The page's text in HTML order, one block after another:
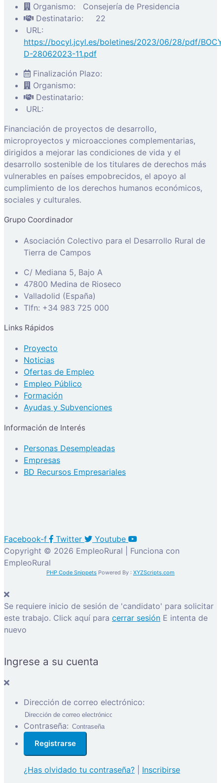
Organismo:
Consejería de Presidencia
Destinatario:
22
URL:
https://bocyl.jcyl.es/boletines/2023/06/28/pdf/
D-28062023-11.pdf
Finalización Plazo:
Organismo:
Destinatario:
URL:
Financiación de proyectos de desarrollo,
microproyectos y microacciones complementarias,
dirigidos a mejorar las condiciones de vida y el
desarrollo sostenible de los titulares de derechos más
vulnerables en países empobrecidos, el apoyo al
cumplimiento de los derechos humanos económicos,
sociales y culturales.
Grupo Coordinador
Asociación Colectivo para el Desarrollo Rural de
Tierra de Campos
C/ Mediana 5, Bajo A
47800 Medina de Rioseco
Valladolid (España)
Tlfn: +34 983 725 000
Links Rápidos
Proyecto
Noticias
Ofertas de Empleo
Empleo Público
Formación
Ayudas y Subvenciones
Información de Interés
Personas Desempleadas
Empresas
BD Recursos Empresariales
Facebook-f Twitter
Youtube
Copyright © 2026 EmpleoRural | Funciona con
EmpleoRural
PHP Code Snippets Powered By : XYZScripts.com
Se requiere inicio de sesión de 'candidato' para solicitar
este trabajo. Click aquí para cerrar sesión E intenta de
nuevo
Ingrese a su cuenta
Dirección de correo electrónico:
Contraseña:
¿Has olvidado tu contraseña? Inscribirse